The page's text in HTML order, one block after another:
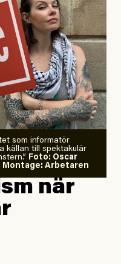
som informatör
källan till spektakulär
Foto: Oscar
Arbetaren
när